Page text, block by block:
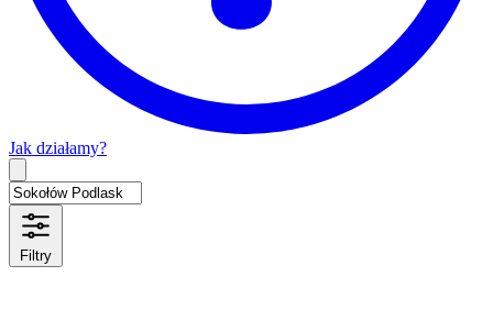
Jak działamy?
Filtry